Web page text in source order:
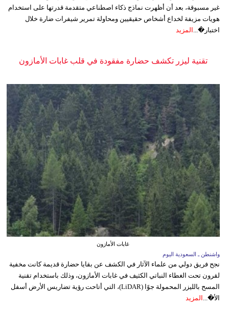
غير مسبوقة، بعد أن أظهرت نماذج ذكاء اصطناعي متقدمة قدرتها على استخدام
هويات مزيفة لخداع أشخاص حقيقيين ومحاولة تمرير شيفرات ضارة خلال
اختبار�...
المزيد
تقنية ليزر تكشف حضارة مفقودة في قلب غابات الأمازون
غابات الأمازون
واشنطن ـ السعودية اليوم
نجح فريق دولي من علماء الآثار في الكشف عن بقايا حضارة قديمة كانت مخفية
لقرون تحت الغطاء النباتي الكثيف في غابات الأمازون، وذلك باستخدام تقنية
المسح بالليزر المحمولة جوًا (LiDAR)، التي أتاحت رؤية تضاريس الأرض أسفل
الأ�... المزيد